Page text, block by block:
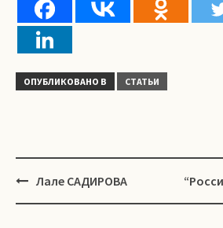
ОПУБЛИКОВАНО В СТАТЬИ
Навигация
Лале САДИРОВА